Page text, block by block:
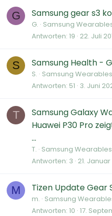
G Samsung gear s3
G. Samsung
Antworten 19 22. Juli
S Samsung Health -
S. Samsung
Antworten 51 3. Juni
T
Samsung Galaxy
Huawei P30 Pro
...
T. Samsung
Antworten 3 21.
M Tizen Update
m. Samsung
Antworten 10 17.